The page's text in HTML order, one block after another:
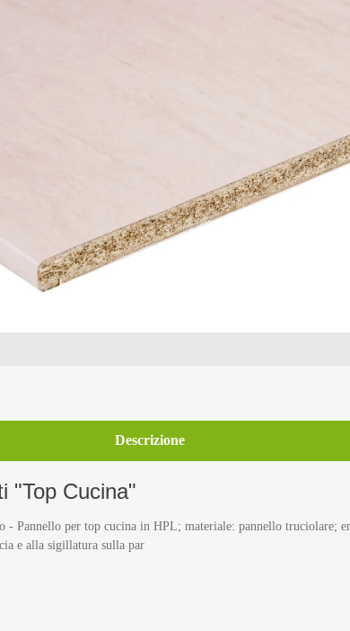
Descrizione
"Top Cucina"
- Pannello per top cucina in HPL; materiale: pannello truciolare;
e alla sigillatura sulla par